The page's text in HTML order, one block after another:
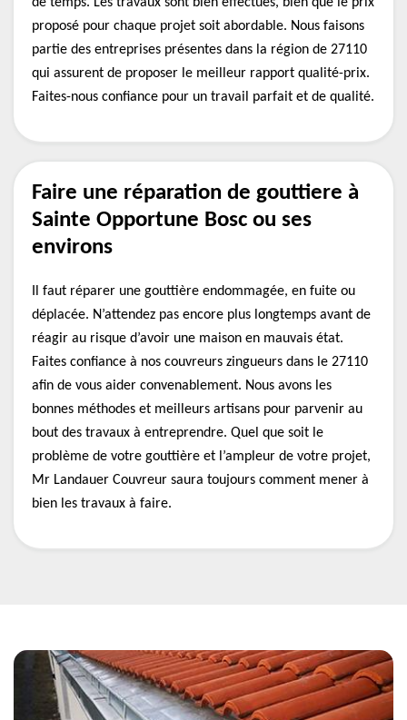
proposé pour chaque projet soit abordable. Nous faisons
partie des entreprises présentes dans la région de 27110
qui assurent de proposer le meilleur rapport qualité-prix.
Faites-nous confiance pour un travail parfait et de qualité.
Faire une réparation de gouttiere à
Sainte Opportune Bosc ou ses
environs
Il faut réparer une gouttière endommagée, en fuite ou
déplacée. N’attendez pas encore plus longtemps avant de
réagir au risque d’avoir une maison en mauvais état.
Faites confiance à nos couvreurs zingueurs dans le 27110
afin de vous aider convenablement. Nous avons les
bonnes méthodes et meilleurs artisans pour parvenir au
bout des travaux à entreprendre. Quel que soit le
problème de votre gouttière et l’ampleur de votre projet,
Mr Landauer Couvreur saura toujours comment mener à
bien les travaux à faire.